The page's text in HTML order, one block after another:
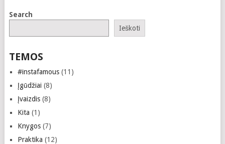
Search
Ieškoti
TEMOS
#instafamous(11)
Įgūdžiai (8)
Įvaizdis(8)
Kita (1)
Knygos(7)
Praktika (12)